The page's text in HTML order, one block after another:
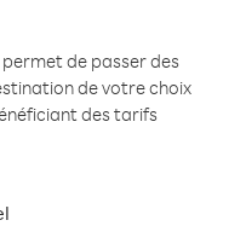
de passer des
de votre choix
des tarifs